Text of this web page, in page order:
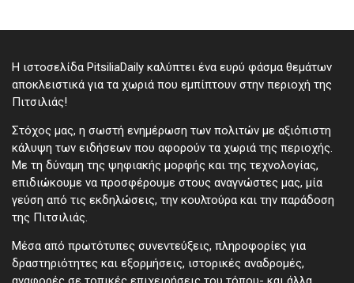
Η ιστοσελίδα PitsiliaDaily καλύπτει ένα ευρύ φάσμα θεμάτων
αποκλειστικά για τα χωριά που εμπίπτουν στην περιοχή της
Πιτσιλιάς!
Στόχος μας, η σωστή ενημέρωση των πολιτών με αξιόπιστη
κάλυψη των ειδήσεων που αφορούν τα χωριά της περιοχής.
Με τη δύναμη της ψηφιακής μορφής και της τεχνολογίας,
επιδιώκουμε να προσφέρουμε στους αναγνώστες μας, μία
γεύση από τις εκδηλώσεις, την κουλτούρα και την παράδοση
της Πιτσιλιάς.
Μέσα από πρωτότυπες συνεντεύξεις, πληροφορίες για
δραστηριότητες και εξορμήσεις, ιστορικές αναδρομές,